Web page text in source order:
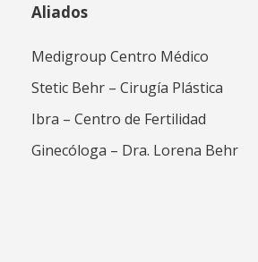
Aliados
Medigroup Centro Médico
Stetic Behr – Cirugía Plástica
Ibra – Centro de Fertilidad
Ginecóloga – Dra. Lorena Behr